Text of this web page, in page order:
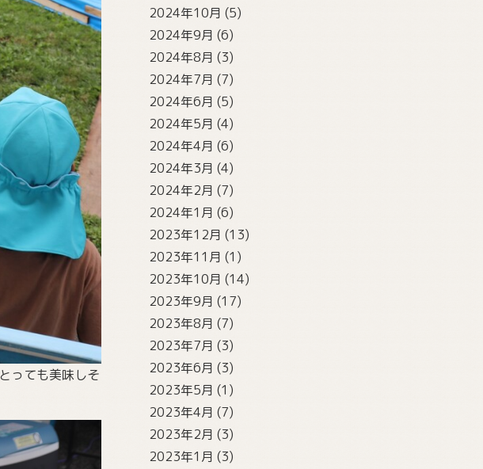
っても美味しそ
2024年10月 (5)
2024年9月 (6)
2024年8月 (3)
2024年7月 (7)
2024年6月 (5)
2024年5月 (4)
2024年4月 (6)
2024年3月 (4)
2024年2月 (7)
2024年1月 (6)
2023年12月 (13)
2023年11月 (1)
2023年10月 (14)
2023年9月 (17)
2023年8月 (7)
2023年7月 (3)
2023年6月 (3)
2023年5月 (1)
2023年4月 (7)
2023年2月 (3)
2023年1月 (3)